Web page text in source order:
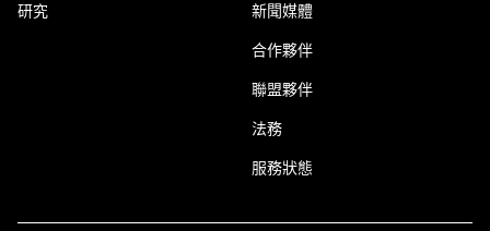
研究 新聞媒體
合作夥伴
聯盟夥伴
法務
服務狀態